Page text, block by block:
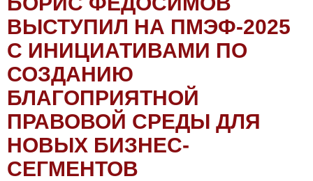
ВЫСТУПИЛ НА ПМЭФ-2025
С ИНИЦИАТИВАМИ ПО
СОЗДАНИЮ
БЛАГОПРИЯТНОЙ
ПРАВОВОЙ СРЕДЫ ДЛЯ
НОВЫХ БИЗНЕС-
СЕГМЕНТОВ